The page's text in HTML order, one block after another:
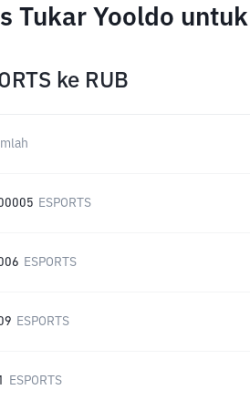
Tukar Yooldo
ke RUB
ESPORTS
ESPORTS
ESPORTS
ESPORTS